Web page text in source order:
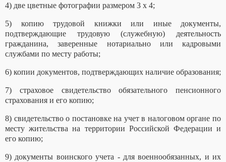
4) две цветные фотографии размером 3 x 4;
5) копию трудовой книжки или иные документы,
подтверждающие трудовую (служебную) деятельность
гражданина, заверенные нотариально или кадровыми
службами по месту работы;
6) копии документов, подтверждающих наличие образования;
7) страховое свидетельство обязательного пенсионного
страхования и его копию;
8) свидетельство о постановке на учет в налоговом органе по
месту жительства на территории Российской Федерации и
его копию;
9) документы воинского учета - для военнообязанных, и их